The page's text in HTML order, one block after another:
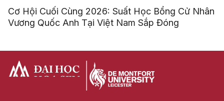
Cơ Hội Cuối Cùng 2026: Suất Học Bổng Cử Nhân
Vương Quốc Anh Tại Việt Nam Sắp Đóng